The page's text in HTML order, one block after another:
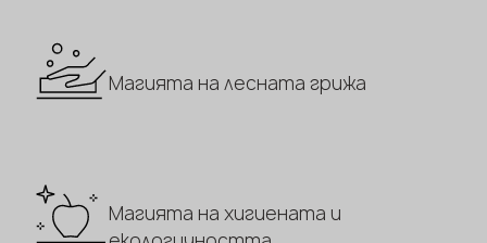
Магията на лесната грижа
Магията на хигиената и